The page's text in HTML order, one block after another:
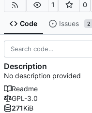
1 0
Code Issues 2
Description
No description provided
Readme
GPL-3.0
271KiB